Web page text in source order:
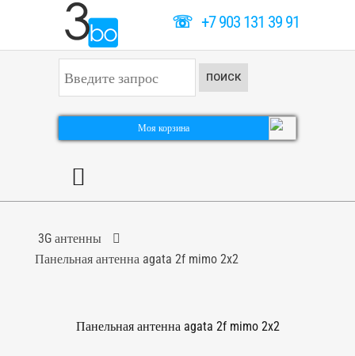
☏+7 903 131 39 91
к
а
ь
ПОИСК
Моя корзина
3G антенны
Панельная антенна agata 2f mimo 2x2
Панельная антенна agata 2f mimo 2x2